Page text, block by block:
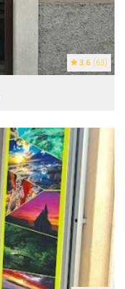
3.6 (63)